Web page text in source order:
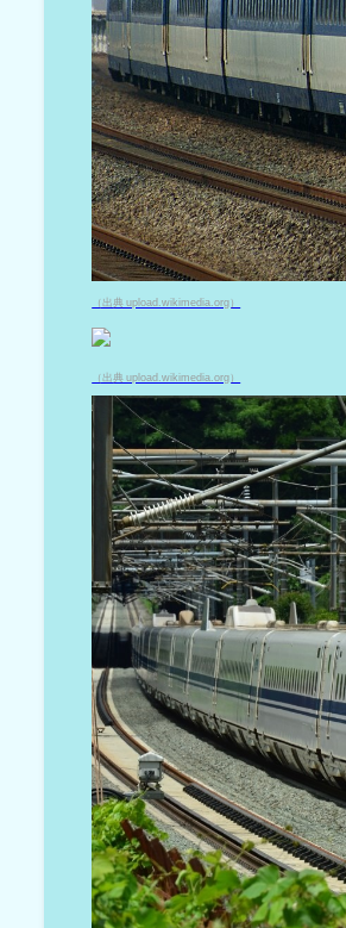
（出典 upload.wikimedia.org）
（出典 upload.wikimedia.org）